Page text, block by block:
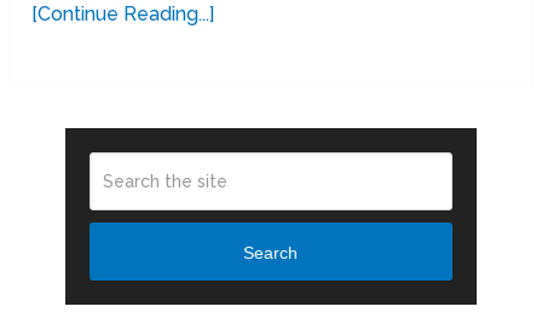
[Continue Reading...]
Search